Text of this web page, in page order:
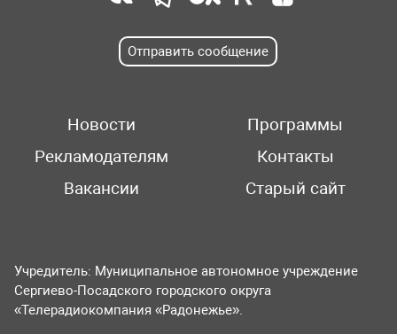
Отправить сообщение
Новости
Программы
Рекламодателям
Контакты
Вакансии
Старый сайт
Учредитель: Муниципальное автономное учреждение
Сергиево-Посадского городского округа
«Телерадиокомпания «Радонежье».